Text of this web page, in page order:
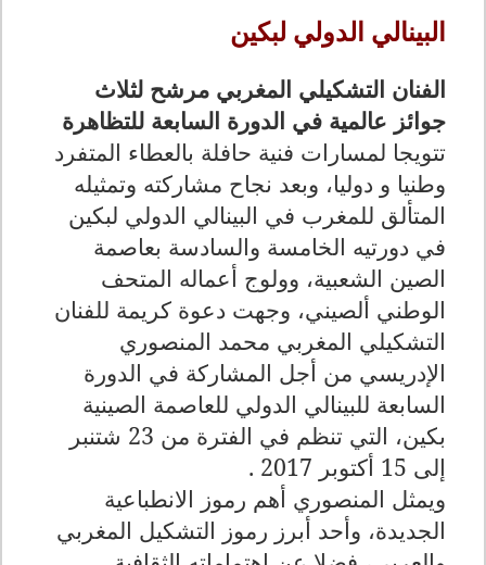
البينالي الدولي لبكين
الفنان التشكيلي المغربي مرشح لثلاث
جوائز عالمية في الدورة السابعة للتظاهرة
تتويجا لمسارات فنية حافلة بالعطاء المتفرد
وطنيا و دوليا، وبعد نجاح مشاركته وتمثيله
المتألق للمغرب في البينالي الدولي لبكين
في دورتيه الخامسة والسادسة بعاصمة
الصين الشعبية، وولوج أعماله المتحف
الوطني ألصيني، وجهت دعوة كريمة للفنان
التشكيلي المغربي محمد المنصوري
الإدريسي من أجل المشاركة في الدورة
السابعة للبينالي الدولي للعاصمة الصينية
بكين، التي تنظم في الفترة من 23 ش
تنبر
إلى 15 أكتوبر 2017 .
ويمثل المنصوري أهم رموز الانطباعية
الجديدة، وأحد أبرز رموز التشكيل المغربي